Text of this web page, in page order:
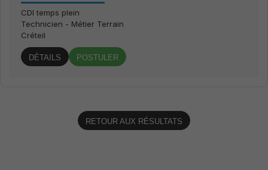
CDI temps plein
Technicien - Métier Terrain
Créteil
DÉTAILS POSTULER
RETOUR AUX RÉSULTATS